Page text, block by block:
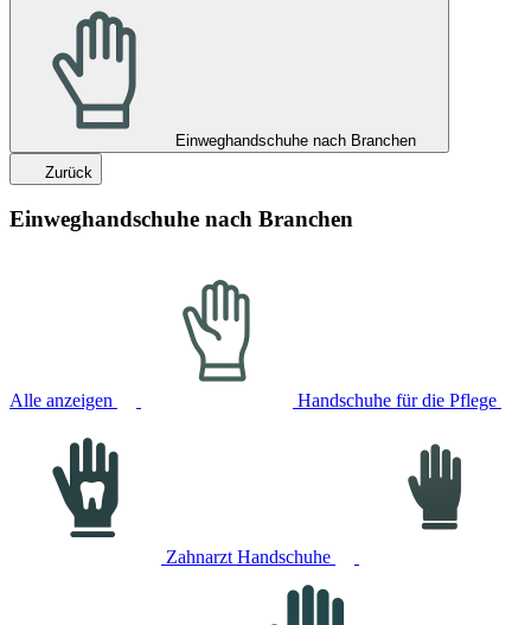
Einweghandschuhe nach Branchen
Zurück
Einweghandschuhe nach Branchen
Alle anzeigen Handschuhe für die Pflege
Zahnarzt Handschuhe